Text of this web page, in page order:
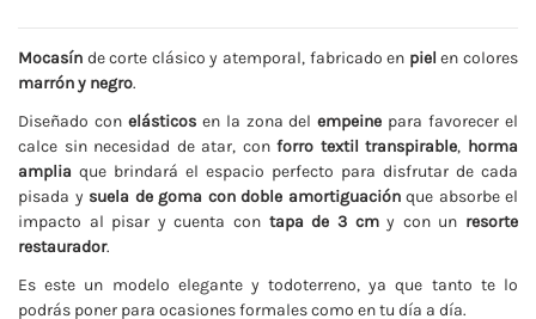
Mocasín de corte clásico y atemporal, fabricado en piel en colores
marrón y negro.
Diseñado con elásticosen la zona delempeine para favorecer el
calce sin necesidad de atar, conforro textil transpirable, horma
amplia que brindará el espacio perfecto para disfrutar de cada
pisada y suela de goma con doble amortiguaciónque absorbe el
impacto al pisar y cuenta con tapa de 3 cmy con un resorte
restaurador.
Es este un modelo elegante y todoterreno, ya que tanto te lo
podrás poner para ocasiones formales como en tu día a día.